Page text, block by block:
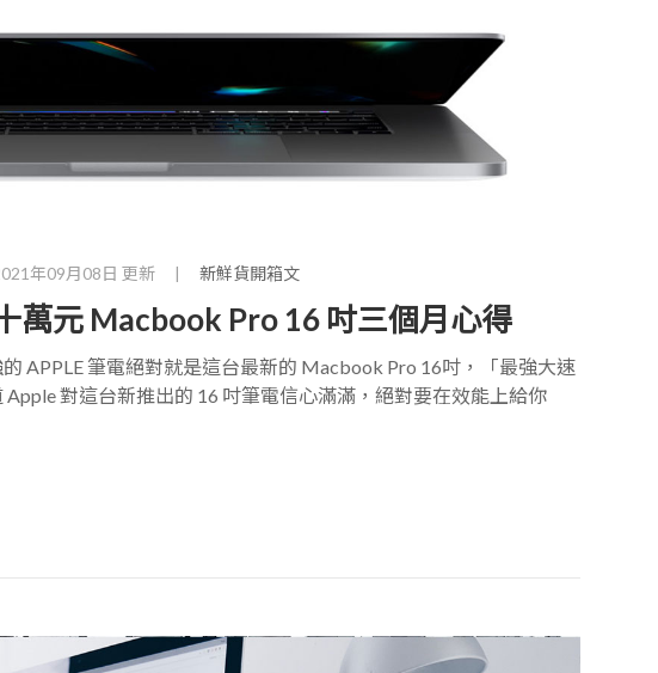
年09月08日 更新 | 新鮮貨開箱文
萬元 Macbook Pro 16 吋三個月心得
APPLE 筆電絕對就是這台最新的 Macbook Pro 16吋，「最強大速
對這台新推出的 16 吋筆電信心滿滿，絕對要在效能上給你